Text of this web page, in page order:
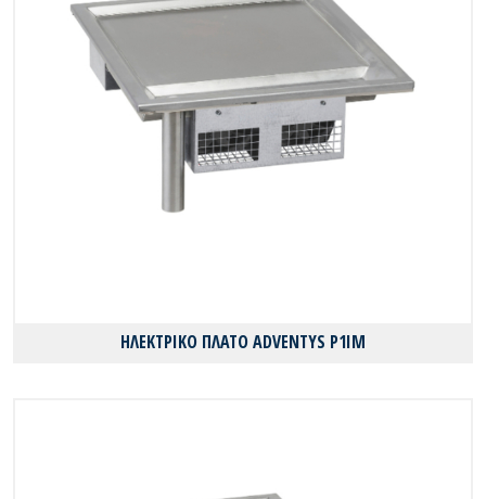
ΗΛΕΚΤΡΙΚΟ ΠΛΑΤΟ ADVENTYS P1IM